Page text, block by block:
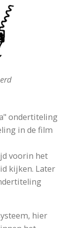
ondertiteling
in de film
voorin het
kijken. Later
hier